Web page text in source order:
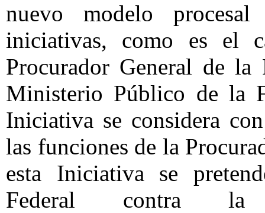
nuevo modelo
iniciativas, como es el
Procurador General de
Ministerio Público de la
Iniciativa se considera
las funciones de la
esta Iniciativa se
Federal contra la